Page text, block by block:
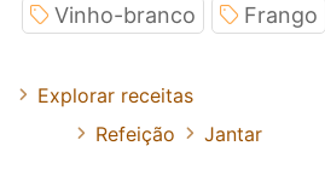
Vinho-branco Frango
Explorar receitas
Refeição
Jantar